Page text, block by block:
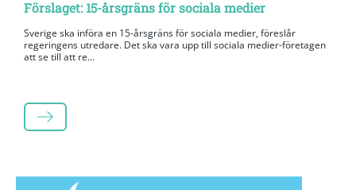
Förslaget: 15-årsgräns för sociala medier
Sverige ska införa en 15-årsgräns för sociala medier, föreslår
regeringens utredare. Det ska vara upp till sociala medier-företagen
att se till att re...
LÄS MER